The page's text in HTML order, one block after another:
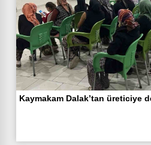
Kaymakam Dalak’tan üreticiye